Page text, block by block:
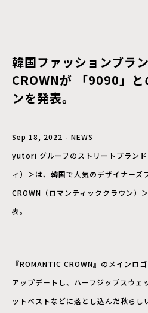
韓国ファッションブラ
CROWNが 「9090」と
ンを発表。
Sep 18, 2022 - NEWS
yutori グループのストリートブラン
ィ）＞は、韓国で人気のデザイナーズ
CROWN（ロマンティッククラウン）
表。
『ROMANTIC CROWN』のメインロ
アップデートし、ハーフジップスウェ
ットベストなどに落とし込んだ秋らし